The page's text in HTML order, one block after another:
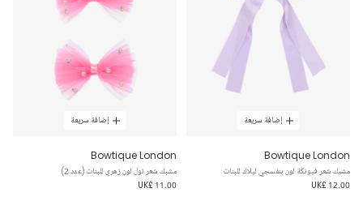
إضافة سريعة
Bowtique London
مشبك شعر فيونكة لون بنفسجي ليلاك للبنات
UK£ 12.00
إضافة سريعة
Bowtique London
مشبك شعر تول لون زهري للبنات (عدد 2)
UK£ 11.00